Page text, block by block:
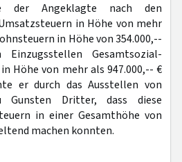
der Angeklagte nach den
in Höhe von mehr
in Höhe von 354.000,--
Gesamtsozial-
Höhe von mehr als 947.000,-- €
er durch das Ausstellen von
Gunsten Dritter, dass diese
in einer Gesamthöhe von
machen konnten.